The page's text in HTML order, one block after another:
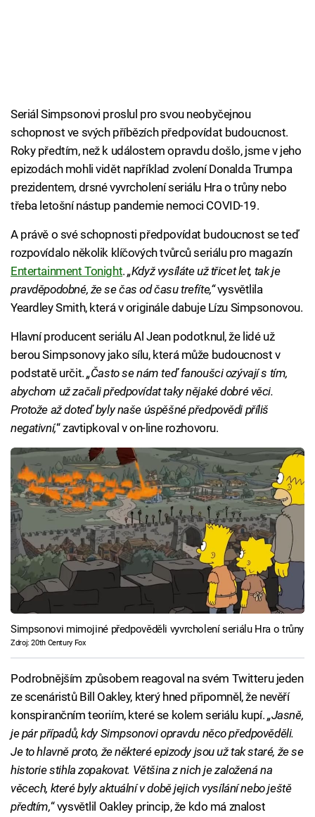
Seriál Simpsonovi proslul pro svou neobyčejnou
schopnost ve svých příbězích předpovídat budoucnost.
Roky předtím, než k událostem opravdu došlo, jsme v jeho
epizodách mohli vidět například zvolení Donalda Trumpa
prezidentem, drsné vyvrcholení seriálu Hra o trůny nebo
třeba letošní nástup pandemie nemoci COVID-19.
A právě o své schopnosti předpovídat budoucnost se teď
rozpovídalo několik klíčových tvůrců seriálu pro magazín
Entertainment Tonight.„Když vysíláte už třicet let, tak je
pravděpodobné, že se čas od času trefíte,“vysvětlila
Yeardley Smith, která v originále dabuje Lízu Simpsonovou.
Hlavní producent seriálu Al Jean podotknul, že lidé už
berou Simpsonovy jako sílu, která může budoucnost v
podstatě určit.„Často se nám teď fanoušci ozývají s tím,
abychom už začali předpovídat taky nějaké dobré věci.
Protože až doteď byly naše úspěšné předpovědi příliš
negativní,“ zavtipkoval v on-line rozhovoru.
Simpsonovi mimojiné předpověděli vyvrcholení seriálu Hra o trůny
Zdroj: 20th Century Fox
Podrobnějším způsobem reagoval na svém Twitteru jeden
ze scenáristů Bill Oakley, který hned připomněl, že nevěří
konspirančním teoriím, které se kolem seriálu kupí.„Jasně,
je pár případů, kdy Simpsonovi opravdu něco předpověděli.
Je to hlavně proto, že některé epizody jsou už tak staré, že se
historie stihla zopakovat. Většina z nich je založená na
věcech, které byly aktuální v době jejich vysílání nebo ještě
předtím,“ vysvětlil Oakley princip, že kdo má znalost